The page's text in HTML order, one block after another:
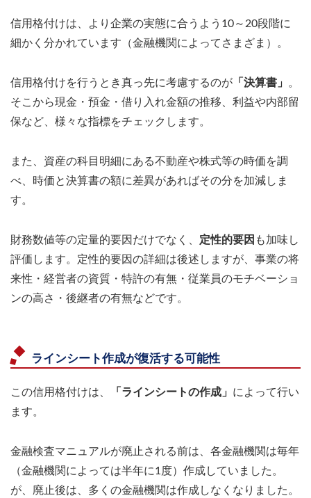
信用格付けは、より企業の実態に合うよう10～20段階に
細かく分かれています（金融機関によってさまざま）。
信用格付けを行うとき真っ先に考慮するのが 「決算書」
。
そこから現金・預金・借り入れ金額の推移、利益や内部留
保など、様々な指標をチェックします。
また、資産の科目明細にある不動産や株式等の時価を調
べ、時価と決算書の額に差異があればその分を加減しま
す。
財務数値等の定量的要因だけでなく、 定性的要因 も加味し
評価します。定性的要因の詳細は後述しますが、事業の将
来性・経営者の資質・特許の有無・従業員のモチベーショ
ンの高さ・後継者の有無などです。
ラインシート作成が復活する可能性
この信用格付けは、 「ラインシートの作成」 によって行い
ます。
金融検査マニュアルが廃止される前は、各金融機関は毎年
（金融機関によっては半年に1度）作成していました。
が、廃止後は、多くの金融機関は作成しなくなりました。